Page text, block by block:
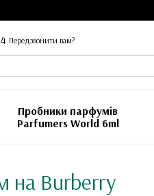
Передзвонити вам?
Пробники парфумiв
Parfumers World 6ml
на Burberry